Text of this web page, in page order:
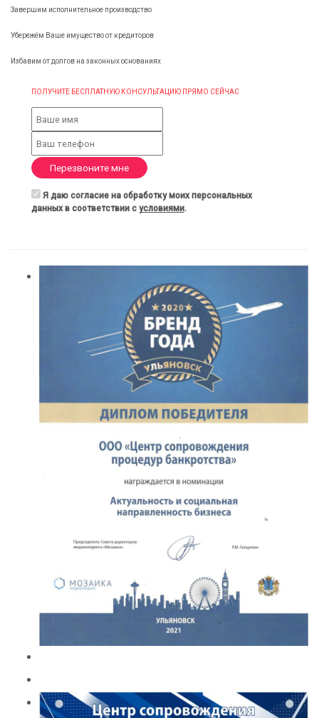
Завершим исполнительное производство
Убережём Ваше имущество от кредиторов
Избавим от долгов на законных основаниях
ПОЛУЧИТЕ БЕСПЛАТНУЮ КОНСУЛЬТАЦИЮ ПРЯМО СЕЙЧАС
Перезвоните мне
Я даю согласие на обработку моих персональных
данных в соответствии с условиями.